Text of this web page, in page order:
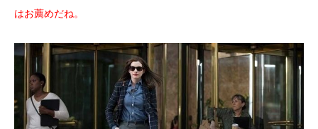
はお薦めだね。